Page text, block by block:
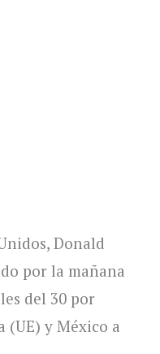
Donald
por la mañana
del 30 por
(UE) y México a